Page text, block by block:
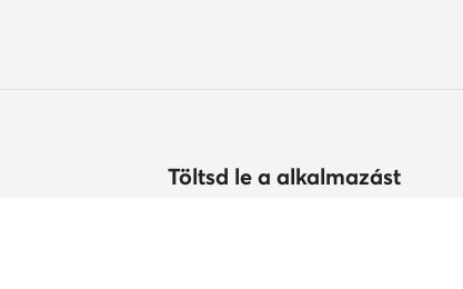
Töltsd le a alkalmazást